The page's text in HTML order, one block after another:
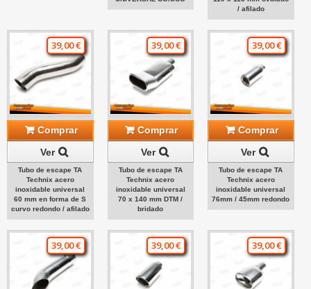
/ afilado
39,00 €
Comprar
Ver
Tubo de escape TA
Technix acero
inoxidable universal
60 mm en forma de S
curvo redondo / afilado
39,00 €
Comprar
Ver
Tubo de escape TA
Technix acero
inoxidable universal
70 x 140 mm DTM /
bridado
39,00 €
Comprar
Ver
Tubo de escape TA
Technix acero
inoxidable universal
76mm / 45mm redondo
39,00 € 39,00 € 39,00 €